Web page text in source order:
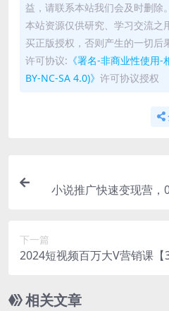
益，请联系本站我们会及时删除。
本站资源仅供研究、学习交流之
买正版授权，否则产生的一切后
许可协议: 《署名-非商业性使用
BY-NC-SA 4.0)》 许可协议授权
小说推广快速变现营
下一篇
2024短视频百万大V营销课
相关文章